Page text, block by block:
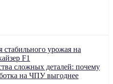
стабильного урожая на
F1
сложных деталей: почему
на ЧПУ выгоднее